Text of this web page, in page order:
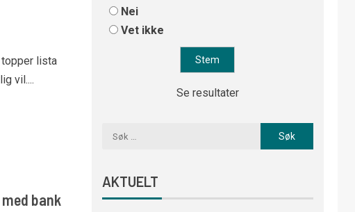
topper lista
vil....
bank
Nei
Vet ikke
Se resultater
AKTUELT